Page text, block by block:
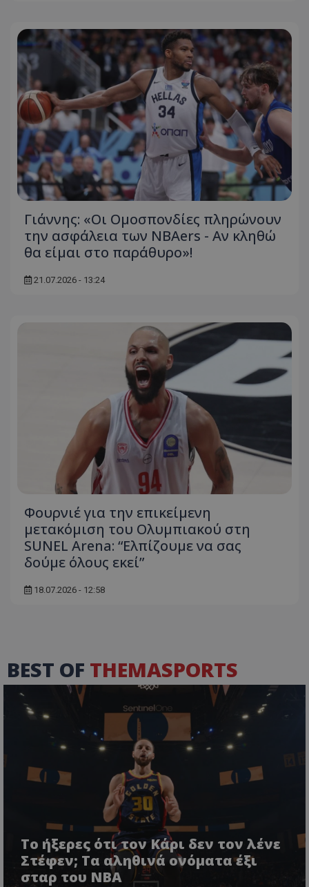
Γιάννης: «Οι Ομοσπονδίες πληρώνουν
την ασφάλεια των NBAers - Αν κληθώ
θα είμαι στο παράθυρο»!
21.07.2026 - 13:24
Φουρνιέ για την επικείμενη
μετακόμιση του Ολυμπιακού στη
SUNEL Arena: “Ελπίζουμε να σας
δούμε όλους εκεί”
18.07.2026 - 12:58
BEST OF THEMASPORTS
Το ήξερες ότι τον Κάρι δεν τον λένε
Στέφεν; Τα αληθινά ονόματα έξι
σταρ του NBA